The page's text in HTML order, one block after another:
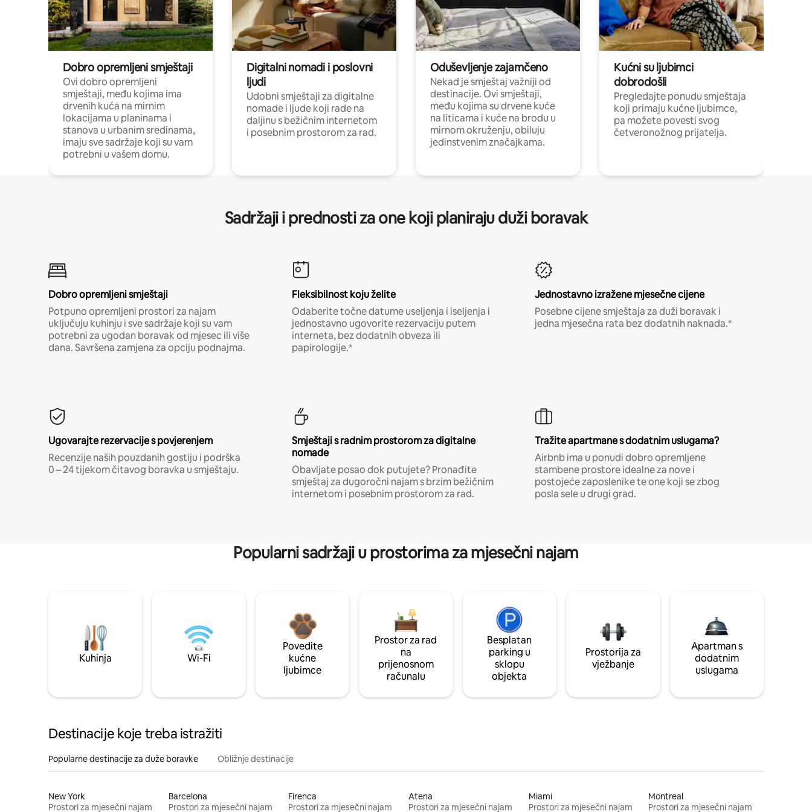
Dobro opremljeni smještaji
Ovi dobro opremljeni
smještaji, među kojima ima
drvenih kuća na mirnim
lokacijama u planinama i
stanova u urbanim sredinama,
imaju sve sadržaje koji su vam
potrebni u vašem domu.
Digitalni nomadi i poslovni
ljudi
Udobni smještaji za digitalne
nomade i ljude koji rade na
daljinu s bežičnim internetom
i posebnim prostorom za rad.
Oduševljenje zajamčeno
Nekad je smještaj važniji od
destinacije. Ovi smještaji,
među kojima su drvene kuće
na liticama i kuće na brodu u
mirnom okruženju, obiluju
jedinstvenim značajkama.
Kućni su ljubimci
dobrodošli
Pregledajte ponudu smještaja
koji primaju kućne ljubimce,
pa možete povesti svog
četveronožnog prijatelja.
Sadržaji i prednosti za one koji planiraju duži boravak
Dobro opremljeni smještaji
Potpuno opremljeni prostori za najam
uključuju kuhinju i sve sadržaje koji su vam
potrebni za ugodan boravak od mjesec ili više
dana. Savršena zamjena za opciju podnajma.
Fleksibilnost koju želite
Odaberite točne datume useljenja i iseljenja i
jednostavno ugovorite rezervaciju putem
interneta, bez dodatnih obveza ili
papirologije.*
Jednostavno izražene mjesečne cijene
Posebne cijene smještaja za duži boravak i
jedna mjesečna rata bez dodatnih naknada.*
Ugovarajte rezervacije s povjerenjem
Recenzije naših pouzdanih gostiju i podrška
0 – 24 tijekom čitavog boravka u smještaju.
Smještaji s radnim prostorom za digitalne
nomade
Obavljate posao dok putujete? Pronađite
smještaj za dugoročni najam s brzim bežičnim
internetom i posebnim prostorom za rad.
Tražite apartmane s dodatnim uslugama?
Airbnb ima u ponudi dobro opremljene
stambene prostore idealne za nove i
postojeće zaposlenike te one koji se zbog
posla sele u drugi grad.
Popularni sadržaji u prostorima za mjesečni najam
Kuhinja Wi-Fi
Povedite
kućne
ljubimce
Prostor za rad
na
prijenosnom
računalu
Besplatan
parking u
sklopu
objekta
Prostorija za
vježbanje
Apartman s
dodatnim
uslugama
Destinacije koje treba istražiti
Popularne destinacije za duže boravke Obližnje destinacije
New York
Prostori za mjesečni najam
Barcelona
Prostori za mjesečni najam
Firenca
Prostori za mjesečni najam
Atena
Prostori za mjesečni najam
Miami
Prostori za mjesečni najam
Montreal
Prostori za mjesečni najam